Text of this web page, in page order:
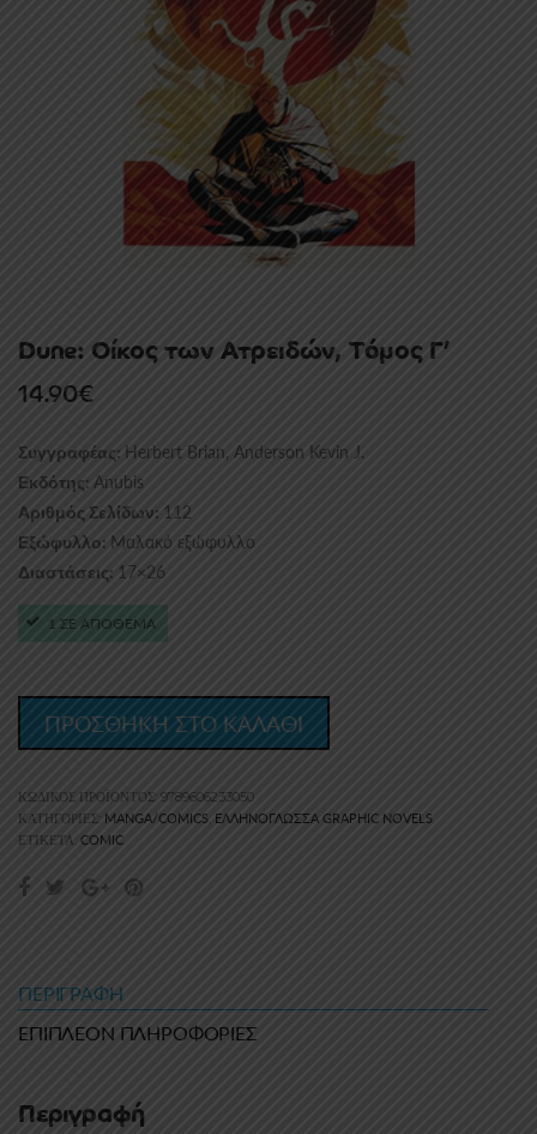
Dune: Οίκος των Ατρειδών, Tόμος Γ’
14.90€
Συγγραφέας: Herbert Brian, Anderson Kevin J.
Εκδότης: Anubis
Αριθμός Σελίδων: 112
Εξώφυλλο: Μαλακό εξώφυλλο
Διαστάσεις: 17×26
1 ΣΕ ΑΠΟΘΕΜΑ
ΠΡΟΣΘΗΚΗ ΣΤΟ ΚΑΛΑΘΙ
ΚΩΔΙΚΌΣ ΠΡΟΪΌΝΤΟΣ: 9789606233050
ΚΑΤΗΓΟΡΊΕΣ: MANGA/COMICS, ΕΛΛΗΝΌΓΛΩΣΣΑ GRAPHIC NOVELS
ΕΤΙΚΈΤΑ: COMIC
ΠΕΡΙΓΡΑΦΉ
ΕΠΙΠΛΈΟΝ ΠΛΗΡΟΦΟΡΊΕΣ
Περιγραφή